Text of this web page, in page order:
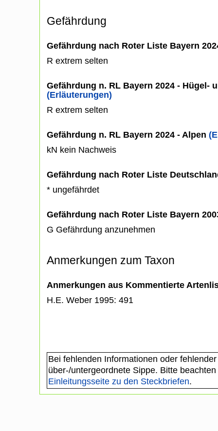
Gefährdung
Gefährdung nach Roter Liste Bayern
R extrem selten
Gefährdung n. RL Bayern 2024 - Hügel-
(Erläuterungen)
R extrem selten
Gefährdung n. RL Bayern 2024 - Alpen
kN kein Nachweis
Gefährdung nach Roter Liste
* ungefährdet
Gefährdung nach Roter Liste Bayern
G Gefährdung anzunehmen
Anmerkungen zum Taxon
Anmerkungen aus Kommentierte
H.E. Weber 1995: 491
Bei fehlenden Informationen oder
über-/untergeordnete Sippe. Bitte
Einleitungsseite zu den Steckbriefen.